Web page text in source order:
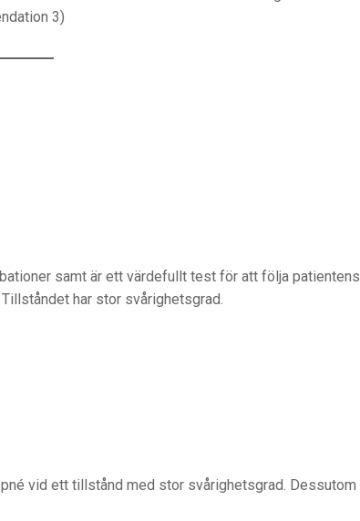
3)
samt är ett värdefullt test för att följa patientens
har stor svårighetsgrad.
vid ett tillstånd med stor svårighetsgrad. Dessutom